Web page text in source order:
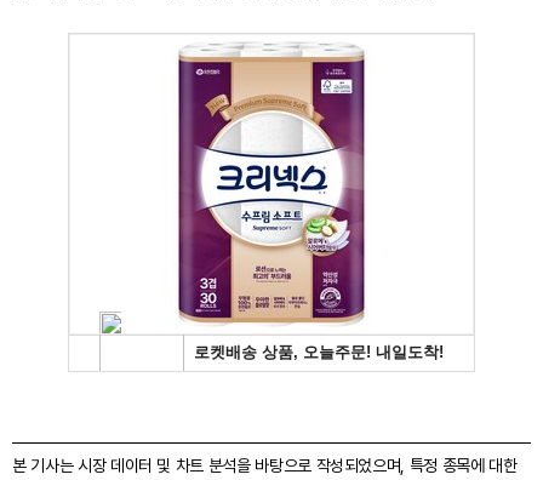
본 기사는 시장 데이터 및 차트 분석을 바탕으로 작성되었으며, 특정 종목에 대한